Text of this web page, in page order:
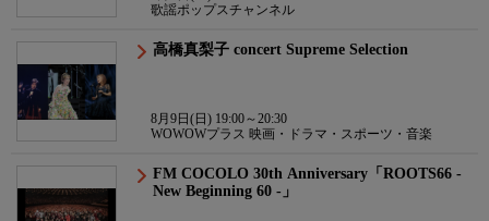
歌謡ポップスチャンネル
高橋真梨子 concert Supreme Selection
8月9日(日) 19:00～20:30
WOWOWプラス 映画・ドラマ・スポーツ・音楽
FM COCOLO 30th Anniversary「ROOTS66 -
New Beginning 60 -」